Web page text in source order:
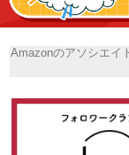
Amazonのアソシエイ